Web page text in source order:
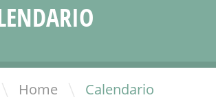
Home \ Calendario